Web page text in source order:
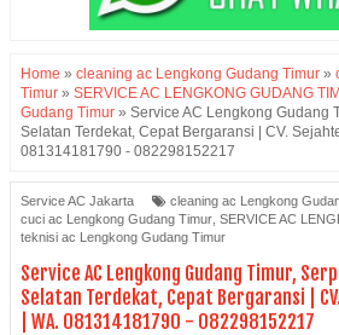
Home » cleaning ac Lengkong Gudang Timur »
Timur » SERVICE AC LENGKONG GUDANG
Gudang Timur » Service AC Lengkong Gudang
Selatan Terdekat, Cepat Bergaransi | CV.
081314181790 - 082298152217
Service AC Jakarta cleaning ac Lengkong
cuci ac Lengkong Gudang Timur SERVICE AC
teknisi ac Lengkong Gudang Timur
Service AC Lengkong Gudang Timur,
Selatan Terdekat, Cepat Bergaransi |
| WA. 081314181790 - 082298152217